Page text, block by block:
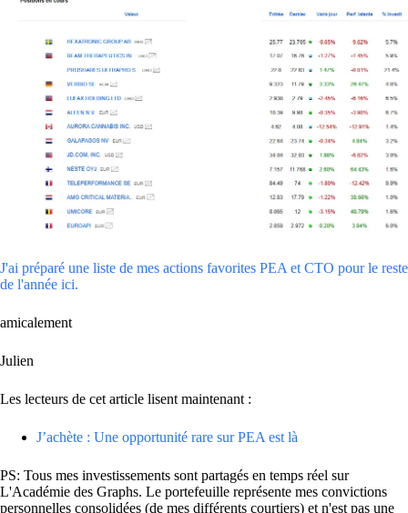
J'ai préparé une liste de mes actions favorites PEA et CTO pour le reste
de l'année ici.
amicalement
Julien
Les lecteurs de cet article lisent maintenant :
J’achète : Une opportunité rare sur PEA est là
PS: Tous mes investissements sont partagés en temps réel sur
L'Académie des Graphs. Le portefeuille représente mes convictions
personnelles consolidées (de mes différents courtiers) et n'est pas une